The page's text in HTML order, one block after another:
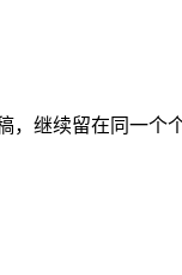
，继续留在同一个